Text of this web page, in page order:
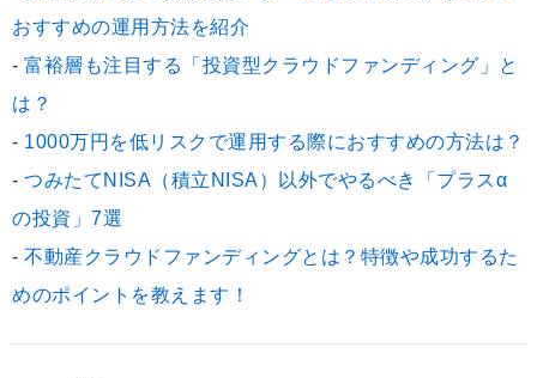
おすすめの運用方法を紹介
- 富裕層も注目する「投資型クラウドファンディング」と
は？
- 1000万円を低リスクで運用する際におすすめの方法は？
- つみたてNISA（積立NISA）以外でやるべき「プラスα
の投資」7選
- 不動産クラウドファンディングとは？特徴や成功するた
めのポイントを教えます！